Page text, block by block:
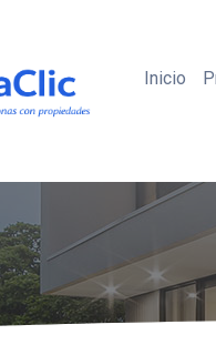
Inicio